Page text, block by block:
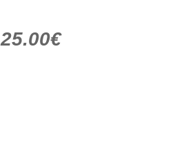
25.00€